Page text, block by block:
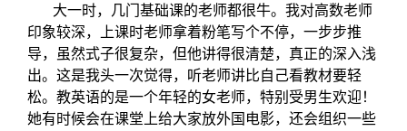
大一时，几门基础课的老师都很牛。我对高数老师
印象较深，上课时老师拿着粉笔写个不停，一步步推
导，虽然式子很复杂，但他讲得很清楚，真正的深入浅
出。这是我头一次觉得，听老师讲比自己看教材要轻
松。教英语的是一个年轻的女老师，特别受男生欢迎！
她有时候会在课堂上给大家放外国电影，还会组织一些